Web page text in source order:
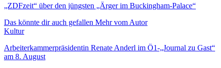
„ZDFzeit“ über den jüngsten „Ärger im Buckingham-Palace“
Das könnte dir auch gefallen Mehr vom Autor
Kultur
Arbeiterkammerpräsidentin Renate Anderl im Ö1-„Journal zu Gast“
am 8. August